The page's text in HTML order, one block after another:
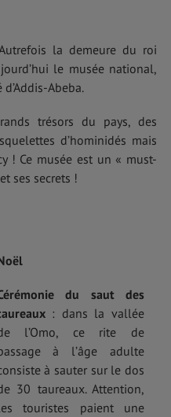
la demeure du roi
le musée national,
Abeba.
trésors du pays, des
d’hominidés mais
! Ce musée est un « must-
ses secrets !
du saut des
: dans la vallée
l’Omo, ce rite de
à l’âge adulte
à sauter sur le dos
30 taureaux. Attention,
touristes paient une